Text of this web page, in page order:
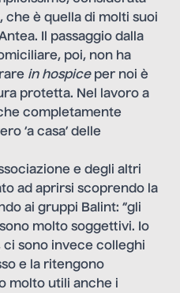
che è quella di molti suoi
Il passaggio dalla
poi, non ha
in hospiceper noi è
protetta. Nel lavoro a
completamente
‘a casa’ delle
e degli altri
ad aprirsi scoprendo la
ai gruppi Balint: “gli
molto soggettivi. Io
ci sono invece colleghi
e la ritengono
molto utili anche i